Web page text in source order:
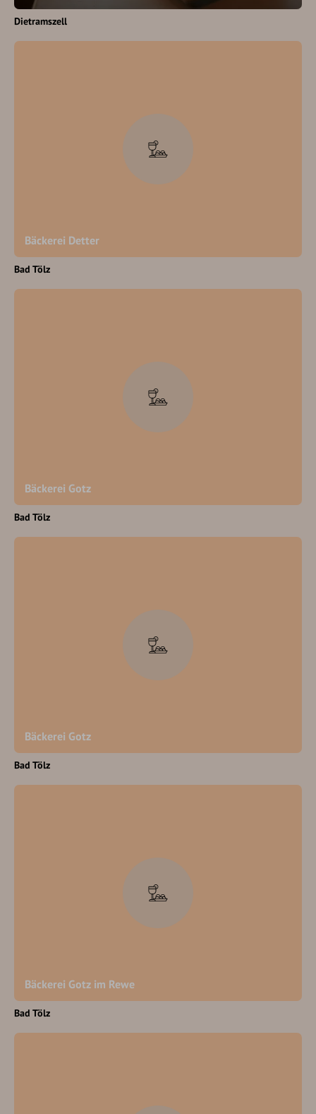
Dietramszell
Bäckerei Detter
Bad Tölz
Bäckerei Gotz
Bad Tölz
Bäckerei Gotz
Bad Tölz
Bäckerei Gotz im Rewe
Bad Tölz